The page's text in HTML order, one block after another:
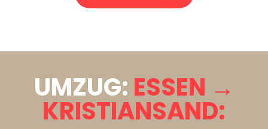
UMZUG: ESSEN →
KRISTIANSAND: